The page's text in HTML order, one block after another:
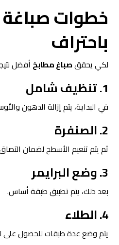
خطوات
باحتراف
لكي يحققصباغ مطابخ أفضل
1. تنظيف شامل
في البداية، يتم إزالة الدهون
2. الصنفرة
ثم يتم تنعيم الأسطح لضمان
3. وضع البرايمر
بعد ذلك، يتم تطبيق طبقة أساس.
4. الطلاء
يتم وضع عدة طبقات للحصول على